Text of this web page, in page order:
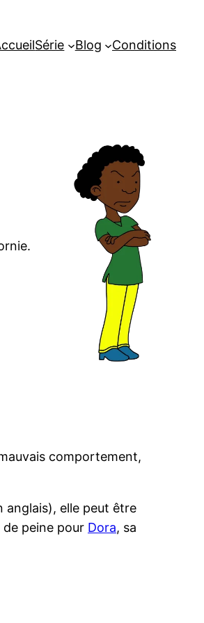
Série Blog Conditions
comportement,
anglais), elle peut être
peine pour Dora, sa